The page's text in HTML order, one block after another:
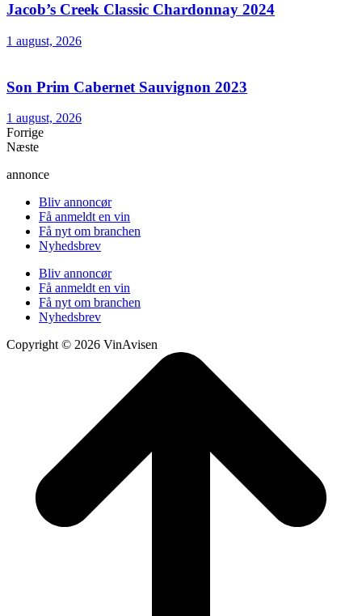
Jacob’s Creek Classic Chardonnay 2024
1 august, 2026
Son Prim Cabernet Sauvignon 2023
1 august, 2026
Forrige
Næste
annonce
Bliv annoncør
Få anmeldt en vin
Få nyt om branchen
Nyhedsbrev
Bliv annoncør
Få anmeldt en vin
Få nyt om branchen
Nyhedsbrev
Copyright © 2026 VinAvisen